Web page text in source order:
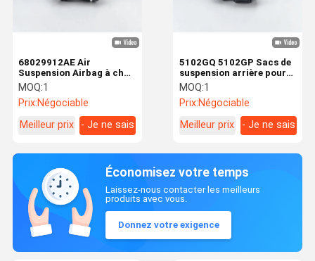
68029912AE Air
Suspension Airbag à choc
adapté à la Jeep Grand
WK2
MOQ:1
Prix:Négociable
Meilleur prix
- Je ne sais
5102GQ 5102GP Sacs de
suspension arrière pour
Citroën Fiat Peugeot
MOQ:1
Prix:Négociable
Meilleur prix
- Je ne sais
Économisez votre temps
Laissez-nous contacter les meilleurs
produits avec vous.
Donnez votre exigence